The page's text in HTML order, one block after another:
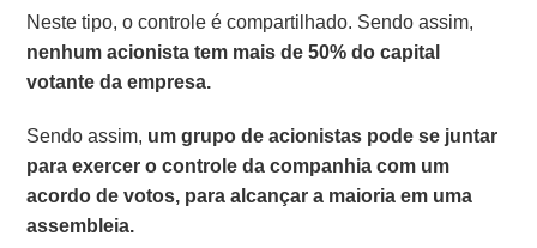
Neste tipo, o controle é compartilhado. Sendo assim,
nenhum acionista tem mais de 50% do capital
votante da empresa.
Sendo assim, um grupo de acionistas pode se juntar
para exercer o controle da companhia com um
acordo de votos, para alcançar a maioria em uma
assembleia.